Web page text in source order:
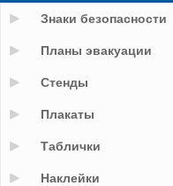
Знаки безопасности
Планы эвакуации
Стенды
Плакаты
Таблички
Наклейки